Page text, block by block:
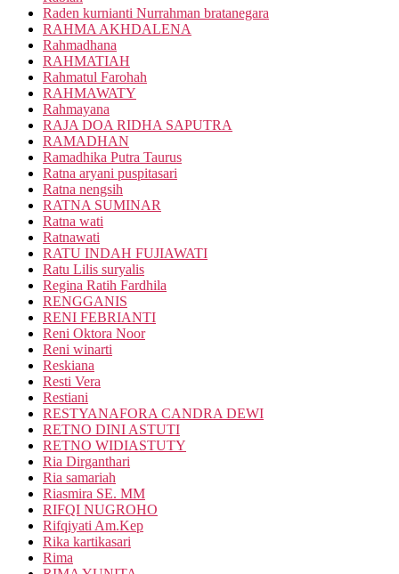
Raden kurnianti Nurrahman bratanegara
RAHMA AKHDALENA
Rahmadhana
RAHMATIAH
Rahmatul Farohah
RAHMAWATY
Rahmayana
RAJA DOA RIDHA SAPUTRA
RAMADHAN
Ramadhika Putra Taurus
Ratna aryani puspitasari
Ratna nengsih
RATNA SUMINAR
Ratna wati
Ratnawati
RATU INDAH FUJIAWATI
Ratu Lilis suryalis
Regina Ratih Fardhila
RENGGANIS
RENI FEBRIANTI
Reni Oktora Noor
Reni winarti
Reskiana
Resti Vera
Restiani
RESTYANAFORA CANDRA DEWI
RETNO DINI ASTUTI
RETNO WIDIASTUTY
Ria Dirganthari
Ria samariah
Riasmira SE. MM
RIFQI NUGROHO
Rifqiyati Am.Kep
Rika kartikasari
Rima